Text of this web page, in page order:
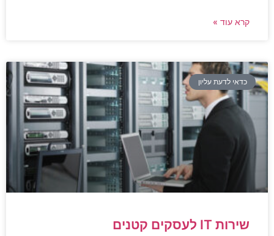
קרא עוד »
כדאי לדעת עליון
שירות IT לעסקים קטנים